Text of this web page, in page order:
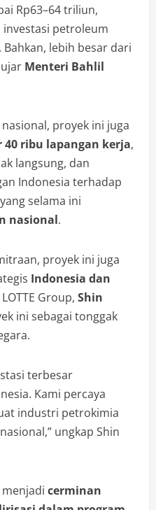
Rp63–64 triliun,
investasi petroleum
lebih besar dari
Menteri Bahlil
proyek ini juga
40 ribu lapangan kerja,
langsung, dan
Indonesia terhadap
selama ini
nasional.
proyek ini juga
Indonesia dan
Group, Shin
ini sebagai tonggak
terbesar
Kami percaya
industri petrokimia
ungkap Shin
cerminan